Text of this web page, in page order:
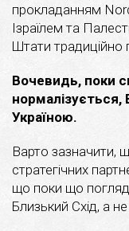
прокладанням
Ізраїлем та
Штати традиційно
Вочевидь, поки
Україною.
Варто зазначити,
стратегічних
що поки що
Близький Схід, а